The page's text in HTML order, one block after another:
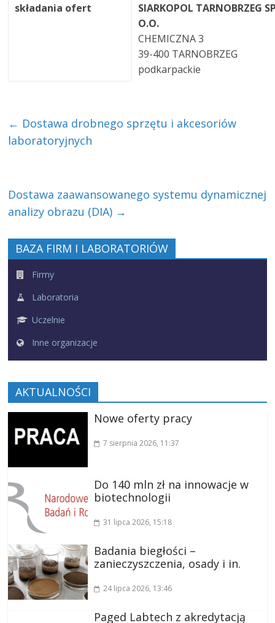
składania ofert
SIARKOPOL TARNOBRZEG
O.O.
CHEMICZNA 3
39-400 TARNOBRZEG
podkarpackie
← Dostawa drobnego sprzętu i akcesoriów
laboratoryjnych
Dostawa zaawansowanego systemu dynamicznej
analizy obrazu (DIA) →
BAZA FIRM I LABORATORIÓW
Firmy
Laboratoria
Uczelnie
Inne organizacje
AKTUALNOŚCI
Nowe oferty pracy
7 sierpnia 2026, 11:37
Do 140 mln zł na innowacje w
biotechnologii
31 lipca 2026, 15:18
Badania biegłości –
zanieczyszczenia, osady i in.
24 lipca 2026, 13:46
Paged Labtech z akredytacją